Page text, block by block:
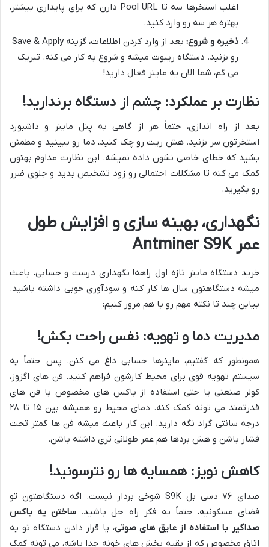
اغلب استخرها سه تا Pool URL دارن که برای پایداری بیشتر،
بهتره هر سه رو وارد کنید.
ذخیره و شروع:
بعد از وارد کردن اطلاعات، گزینه Save & Apply
رو بزنید. دستگاه ریبوت میشه و شروع به کار می کنه. تبریک
می گم، شما الان یه ماینر فعال دارید!
نظارت بر عملکرد: چشم از دستگاه برندارید!
بعد از راه اندازی، حتماً هر از گاهی به پنل ماینر و داشبورد
استخرتون سر بزنید. هش ریت رو چک کنید، دما رو ببینید و مطمئن
بشید که خطای خاصی نشون داده نمیشه. این نظارت مداوم بهتون
کمک می کنه تا مشکلات احتمالی رو زود تشخیص بدید و جلوی ضرر
رو بگیرید.
نگهداری، بهینه سازی و افزایش طول
عمر Antminer S9K
خرید دستگاه ماینر تازه اول راهه! نگهداری درست و حسابی، باعث
میشه دستگاهتون سال ها کار کنه و سودآوری خوبی داشته باشید.
بیاین چند تا نکته مهم رو با هم مرور کنیم:
مدیریت دما و تهویه: نفس راحت بکش!
همونطور که گفتیم، ماینرها حسابی داغ می کنن. پس حتماً یه
سیستم تهویه قوی برای محیط کارشون فراهم کنید. فن های اگزوز،
کولر صنعتی یا حتی استفاده از باکس های مخصوص با فن های
قدرتمند می تونه کمک کنه. دمای محیط رو همیشه بین ۱۵ تا ۲۸
درجه سانتی گراد نگه دارید. این کار باعث میشه فن ها کمتر تحت
فشار باشن و هش بردها هم عمر طولانی تری داشته باشن.
کاهش نویز: همسایه ها رو نترسونید!
صدای ۷۶ دسی بل S9K شوخی بردار نیست. اگه دستگاهتون تو
فضای مسکونیه، حتماً به فکر راه حل باشید. ساختن یه باکس
صداگیر با استفاده از عایق های صوتی، یا قرار دادن دستگاه تو یه
اتاق مخصوص که از بقیه بخش های خونه جدا باشه، می تونه کمک